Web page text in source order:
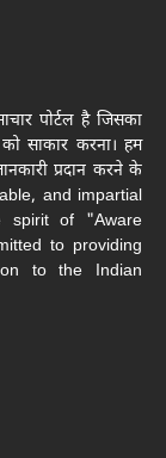
पोर्टल है जिसका
साकार करना। हम
प्रदान करने के
and impartial
spirit of "Aware
to providing
to the Indian